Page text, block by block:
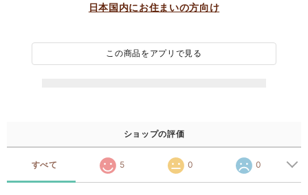
日本国内にお住まいの方向け
この商品をアプリで見る
ショップの評価
すべて 5 0 0